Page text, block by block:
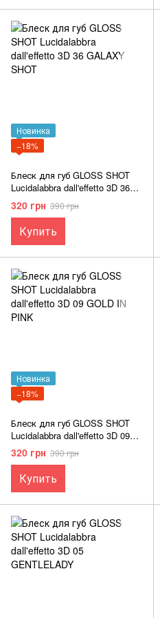
Новинка
−18%
Блеск для губ GLOSS SHOT
Lucidalabbra dall'effetto 3D 36
GALAXY SHOT
320 грн 390 грн
Купить
Новинка
−18%
Блеск для губ GLOSS SHOT
Lucidalabbra dall'effetto 3D 09
GOLD IN PINK
320 грн 390 грн
Купить